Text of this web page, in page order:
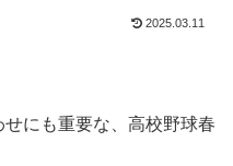
2025.03.11
にも重要な、高校野球春